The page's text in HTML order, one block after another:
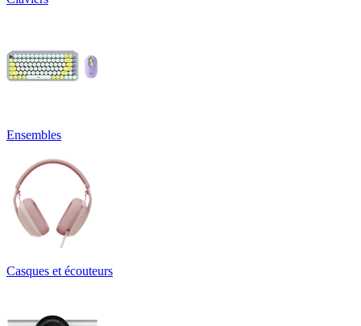
Ensembles
Casques et écouteurs